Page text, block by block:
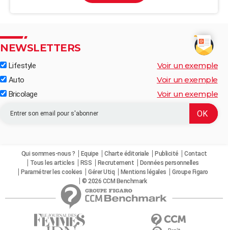
NEWSLETTERS
Lifestyle Voir un exemple
Auto Voir un exemple
Bricolage Voir un exemple
Qui sommes-nous ? Equipe Charte éditoriale Publicité
Contact
Tous les articles
RSS Recrutement
Données personnelles
Paramétrer les cookies
Gérer Utiq Mentions légales
Groupe Figaro
© 2026 CCM Benchmark